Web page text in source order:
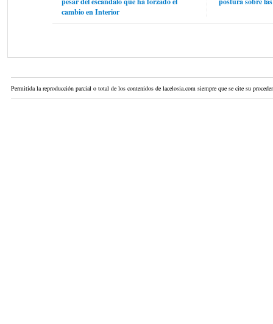
cambio en Interior
Permitida la reproducción parcial o total de los contenidos de lacelosia.com siempre que se cite su